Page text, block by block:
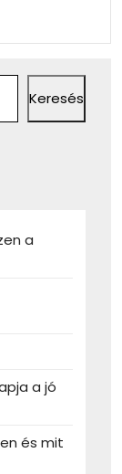
Keresés
a
a jó
és mit